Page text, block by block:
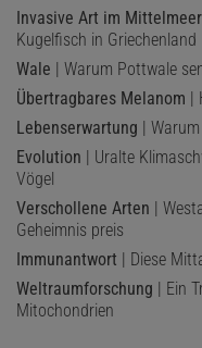
Invasive Art im Mittelmeer
Kugelfisch in Griechenland
Wale | Warum Pottwale
Übertragbares Melanom |
Lebenserwartung |
Evolution | Uralte
Vögel
Verschollene Arten |
Geheimnis preis
Immunantwort | Diese
Weltraumforschung | Ein
Mitochondrien